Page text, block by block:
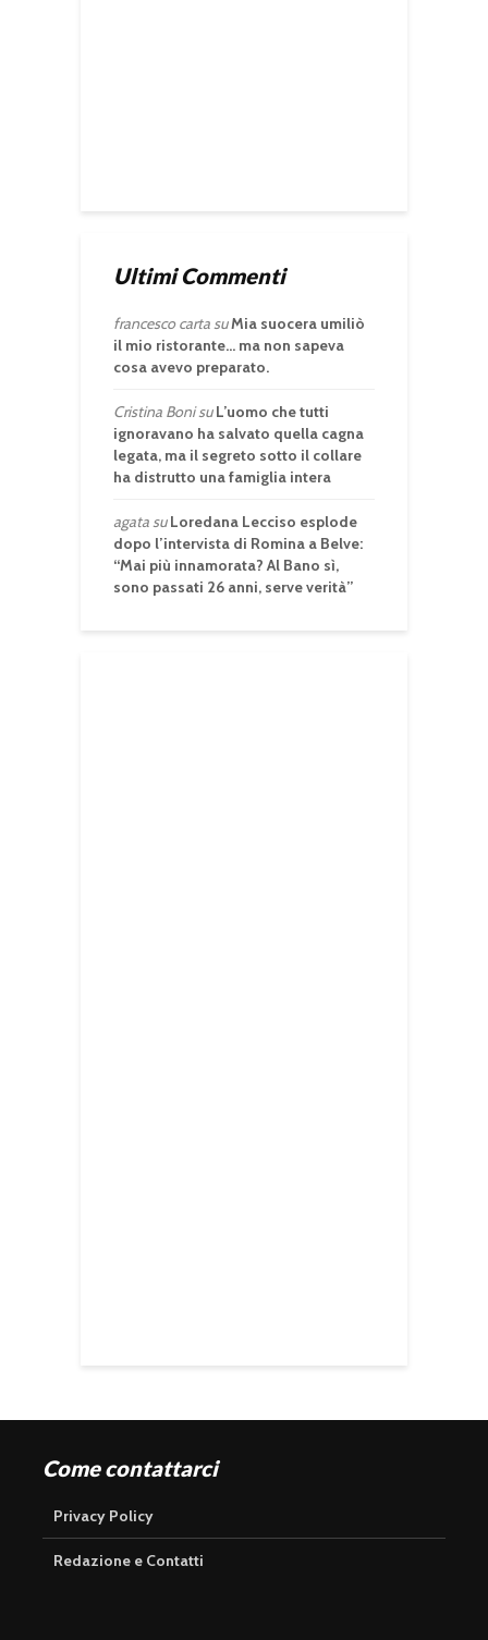
Ultimi Commenti
francesco cartasuMia suocera umiliò
il mio ristorante… ma non sapeva
cosa avevo preparato.
Cristina BonisuL’uomo che tutti
ignoravano ha salvato quella cagna
legata, ma il segreto sotto il collare
ha distrutto una famiglia intera
agatasuLoredana Lecciso esplode
dopo l’intervista di Romina a Belve:
“Mai più innamorata? Al Bano sì,
sono passati 26 anni, serve verità”
Come contattarci
Privacy Policy
Redazione e Contatti